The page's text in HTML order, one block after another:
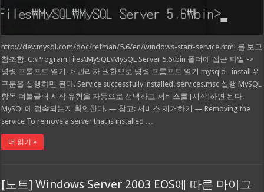
http://dev.mysql.com/doc/refman/5.6/en/windows-start-service.html 를 보고
참조함. C:\Program Files\MySQL\MySQL Server 5.6\bin 폴더에 접근 파일 ->
명령 프롬프트 열기 -> 관리자 권한으로 명령 프롬프트 열기 mysqld –install 위
구문을 실행하면 된다. Service successfully installed. services.msc 실행 MySQL
항목 더블클릭 시작 유형을 자동으로 선택하고 서비스를 [시작]하면 된다.
MySQL에 접속되는지 확인한다. — 참고: 서비스 제거하기 — Removing the
service To remove a server that is installed …
더 읽기 »
[노트] Windows Server 2003 EOS에 따른 마이그